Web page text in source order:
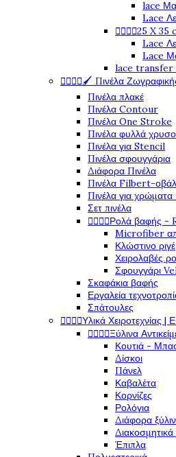
lace
Lace
25 X 35
Lace
Lace
lace transfer
🖌️ Πινέλα
Πινέλα πλακέ
Πινέλα Contour
Πινέλα One Stroke
Πινέλα φυλλά
Πινέλα για Stencil
Πινέλα σφουγγάρια
Διάφορα Πινέλα
Πινέλα Filbert-οβάλ
Πινέλα για χρώματα
Σετ πινέλα
Ρολά βαφής -
Microfiber
Κλώστινο ριγέ
Χειρολαβές
Σφουγγάρι
Σκαφάκια βαφής
Εργαλεία
Σπάτουλες
Υλικά Χειροτεχνίας
Ξύλινα
Κουτιά -
Δίσκοι
Πάνελ
Καβαλέτα
Κορνίζες
Ρολόγια
Διάφορα
Διακοσμητικά
Έπιπλα